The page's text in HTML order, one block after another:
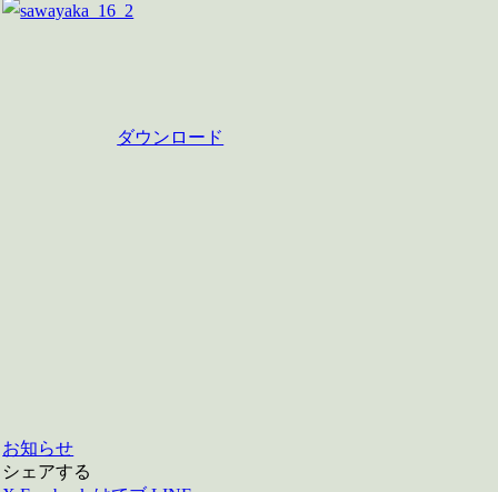
ダウンロード
お知らせ
シェアする